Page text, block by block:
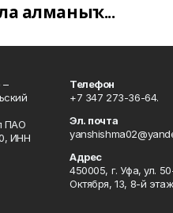
алманыҡ...
–
ПАО
ИНН
Телефон
+7 347 273-36-64.
Эл. почта
Адрес
450005, г. Уфа, ул.
Октября, 13, 8-й этаж